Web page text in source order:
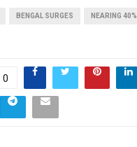
BENGAL SURGES NEARING 40%
0